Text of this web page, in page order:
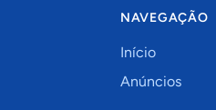
NAVEGAÇÃO
Início
Anúncios